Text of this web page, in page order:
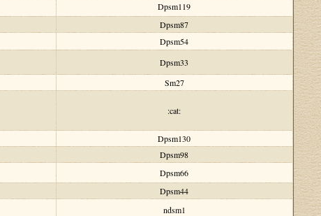
Dpsm119
Dpsm87
Dpsm54
Dpsm33
Sm27
:cat:
Dpsm130
Dpsm98
Dpsm66
Dpsm44
ndsm1